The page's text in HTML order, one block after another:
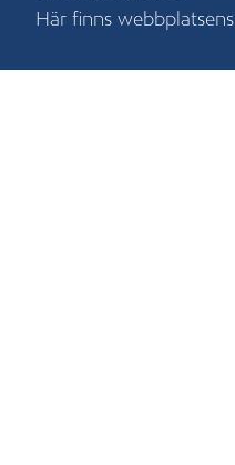
Här finns webbplatsens